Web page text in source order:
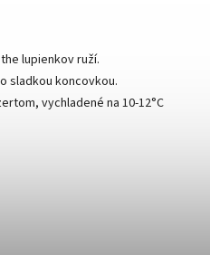
lupienkov ruží.
sladkou koncovkou.
vychladené na 10-12°C